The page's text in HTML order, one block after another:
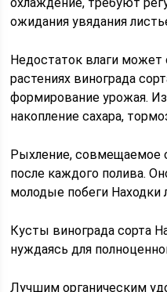
ожидания увядания
Недостаток влаги может
растениях винограда
формирование урожая.
накопление сахара,
Рыхление, совмещаемое
после каждого полива.
молодые побеги Находки
Кусты винограда сорта
нуждаясь для
Лучшим органическим